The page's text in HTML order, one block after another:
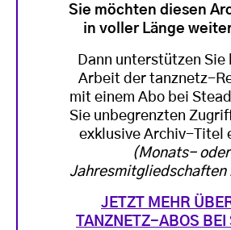
Sie möchten diesen
in voller Länge
Dann unterstützen
Arbeit der tanznetz-
mit einem Abo bei
Sie unbegrenzten
exklusive Archiv-Titel
(Monats- oder
Jahresmitgliedschaften
JETZT MEHR
TANZNETZ-ABOS BEI